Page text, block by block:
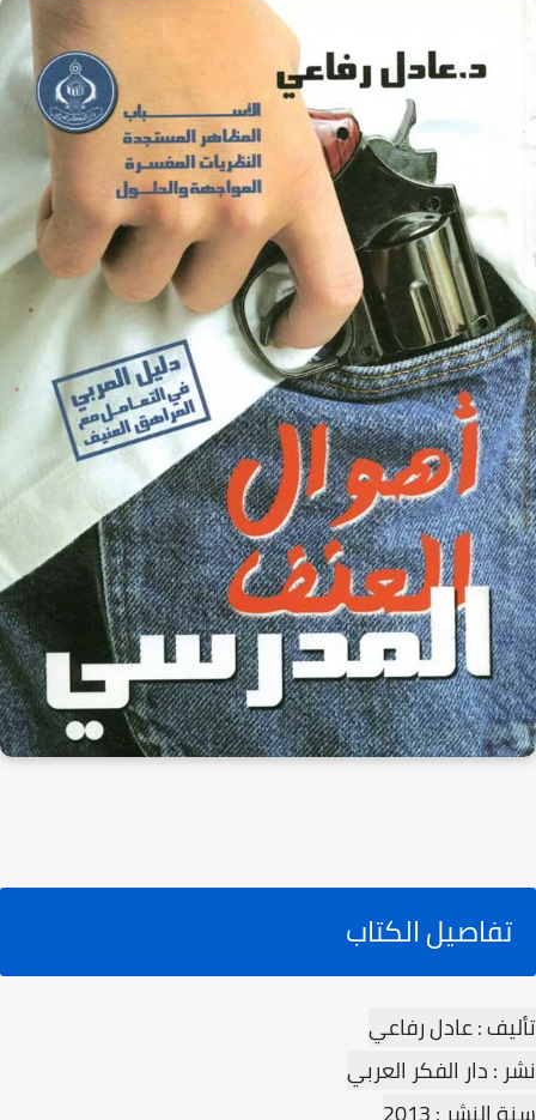
تفاصيل الكتاب
تأليف : عادل رفاعي
نشر : دار الفكر العربي